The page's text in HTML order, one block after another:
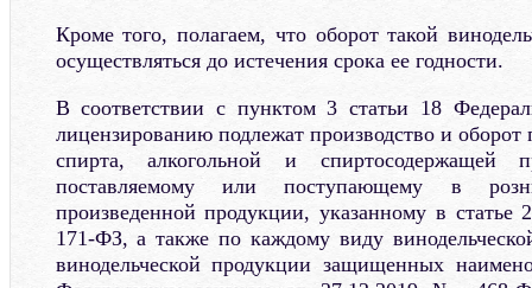
Кроме того, полагаем, что оборот такой
осуществляться до истечения срока ее годности.
В соответствии с пунктом 3 статьи 18
лицензированию подлежат производство и оборот
спирта, алкогольной и спиртосодержащей
поставляемому или поступающему в
произведенной продукции, указанному в статье
171-ФЗ, а также по каждому виду
винодельческой продукции защищенных